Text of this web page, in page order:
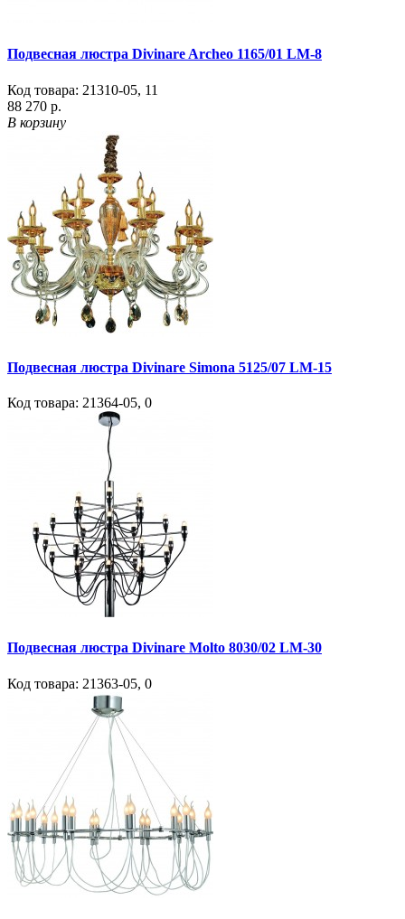
Подвесная люстра Divinare Archeo 1165/01 LM-8
Код товара: 21310-05, 11
88 270 р.
В корзину
Подвесная люстра Divinare Simona 5125/07 LM-15
Код товара: 21364-05, 0
Подвесная люстра Divinare Molto 8030/02 LM-30
Код товара: 21363-05, 0